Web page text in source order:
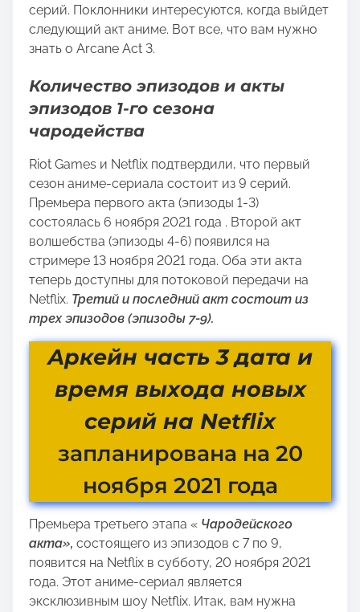
серий. Поклонники интересуются, когда выйдет
следующий акт аниме. Вот все, что вам нужно
знать о Arcane Act 3.
Количество эпизодов и акты
эпизодов 1-го сезона
чародейства
Riot Games и Netflix подтвердили, что первый
сезон аниме-сериала состоит из 9 серий.
Премьера первого акта (эпизоды 1-3)
состоялась 6 ноября 2021 года . Второй акт
волшебства (эпизоды 4-6) появился на
стримере 13 ноября 2021 года. Оба эти акта
теперь доступны для потоковой передачи на
Netflix. Третий и последний акт состоит из
трех эпизодов (эпизоды 7-9).
Аркейн часть 3 дата и
время выхода новых
серий на Netflix
запланирована на 20
ноября 2021 года
Премьера третьего этапа « Чародейского
акта», состоящего из эпизодов с 7 по 9,
появится на Netflix в субботу, 20 ноября 2021
года. Этот аниме-сериал является
эксклюзивным шоу Netflix. Итак, вам нужна